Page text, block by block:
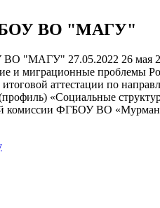
ВО "МАГУ"
27.05.2022 26 мая
и миграционные проблемы
итоговой аттестации по
«Социальные
комиссии ФГБОУ ВО